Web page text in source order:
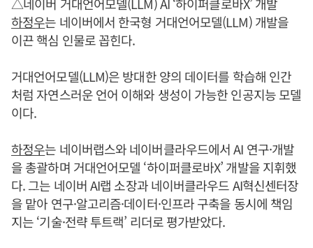
하정우는 네이버에서 한국형 거대언어모델(LLM) 개발을
이끈 핵심 인물로 꼽힌다.
거대언어모델(LLM)은 방대한 양의 데이터를 학습해 인간
처럼 자연스러운 언어 이해와 생성이 가능한 인공지능 모델
이다.
하정우는 네이버랩스와 네이버클라우드에서 AI 연구·개발
을 총괄하며 거대언어모델 ‘하이퍼클로바X’ 개발을 지휘했
다. 그는 네이버 AI랩 소장과 네이버클라우드 AI혁신센터장
을 맡아 연구·알고리즘·데이터·인프라 구축을 동시에 책임
지는 ‘기술·전략 투트랙’ 리더로 평가받았다.